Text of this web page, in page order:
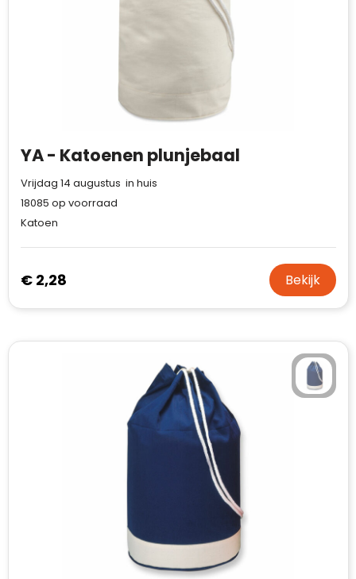
YA - Katoenen plunjebaal
Vrijdag 14 augustus in huis
18085 op voorraad
Katoen
€ 2,28 Bekijk
Klantenbeoordelingen laten zien hoe een
website in het algemeen aan de behoeften
van klanten voldoet.